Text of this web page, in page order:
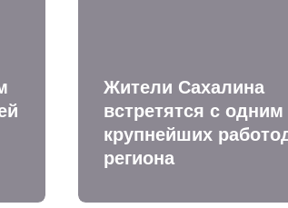
Жители Сахалина
встретятся с одним
крупнейших
региона